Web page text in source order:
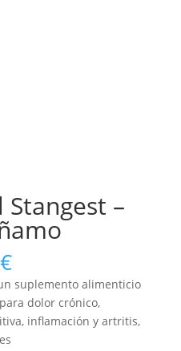
–
€Rango
de
precios:
desde
22,95 €
suplemento alimenticio
dolor crónico,
inflamación y artritis,